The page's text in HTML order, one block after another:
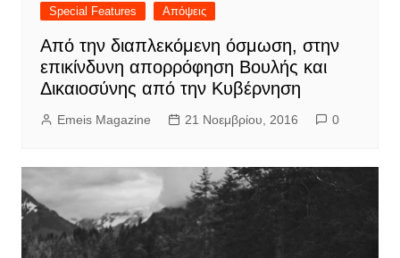
Special Features Απόψεις
Από την διαπλεκόμενη όσμωση, στην
επικίνδυνη απορρόφηση Βουλής και
Δικαιοσύνης από την Κυβέρνηση
Emeis Magazine 21 Νοεμβρίου, 2016 0